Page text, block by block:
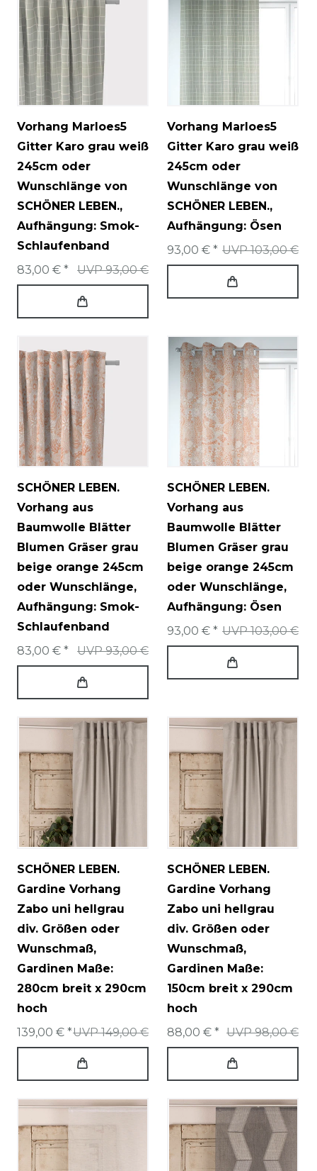
Vorhang Marloes5
Gitter Karo grau weiß
245cm oder
Wunschlänge von
SCHÖNER LEBEN.,
Aufhängung: Smok-
Schlaufenband
UVP 93,00 €
83,00 € *
Vorhang Marloes5
Gitter Karo grau weiß
245cm oder
Wunschlänge von
SCHÖNER LEBEN.,
Aufhängung: Ösen
UVP 103,00 €
93,00 € *
SCHÖNER LEBEN.
Vorhang aus
Baumwolle Blätter
Blumen Gräser grau
beige orange 245cm
oder Wunschlänge,
Aufhängung: Smok-
Schlaufenband
UVP 93,00 €
83,00 € *
SCHÖNER LEBEN.
Vorhang aus
Baumwolle Blätter
Blumen Gräser grau
beige orange 245cm
oder Wunschlänge,
Aufhängung: Ösen
UVP 103,00 €
93,00 € *
SCHÖNER LEBEN.
Gardine Vorhang
Zabo uni hellgrau
div. Größen oder
Wunschmaß,
Gardinen Maße:
280cm breit x 290cm
hoch
UVP 149,00 €
139,00 € *
SCHÖNER LEBEN.
Gardine Vorhang
Zabo uni hellgrau
div. Größen oder
Wunschmaß,
Gardinen Maße:
150cm breit x 290cm
hoch
UVP 98,00 €
88,00 € *